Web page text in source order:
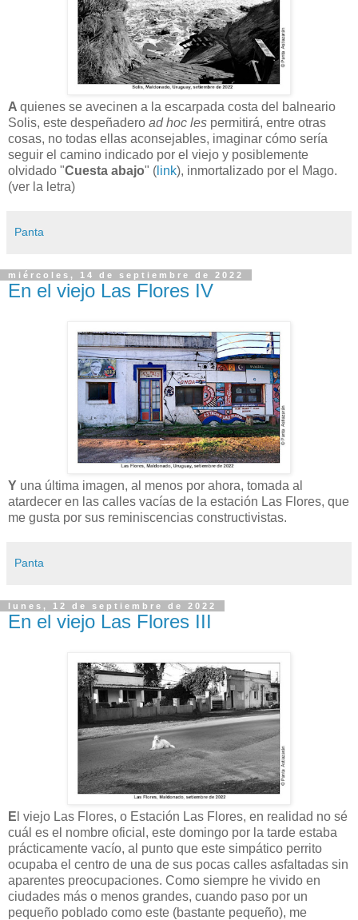
A quienes se avecinen a la escarpada costa del balneario
Solis, este despeñadero ad hoc les permitirá, entre otras
cosas, no todas ellas aconsejables, imaginar cómo sería
seguir el camino indicado por el viejo y posiblemente
olvidado "Cuesta abajo" ( link), inmortalizado por el Mago.
(ver la letra)
Panta
miércoles, 14 de septiembre de 2022
En el viejo Las Flores IV
Y una última imagen, al menos por ahora, tomada al
atardecer en las calles vacías de la estación Las Flores, que
me gusta por sus reminiscencias constructivistas.
Panta
lunes, 12 de septiembre de 2022
En el viejo Las Flores III
E l viejo Las Flores, o Estación Las Flores, en realidad no sé
cuál es el nombre oficial, este domingo por la tarde estaba
prácticamente vacío, al punto que este simpático perrito
ocupaba el centro de una de sus pocas calles asfaltadas sin
aparentes preocupaciones. Como siempre he vivido en
ciudades más o menos grandes, cuando paso por un
pequeño poblado como este (bastante pequeño), me